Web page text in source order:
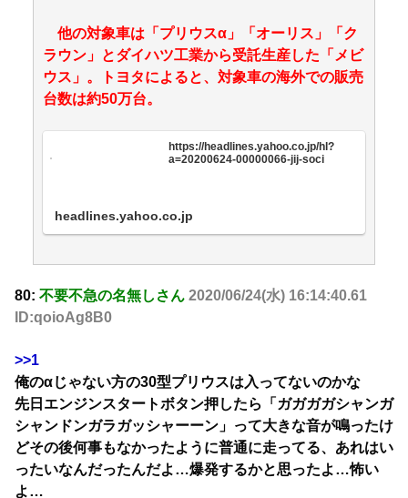
他の対象車は「プリウスα」「オーリス」「ク
ラウン」とダイハツ工業から受託生産した「メビ
ウス」。トヨタによると、対象車の海外での販売
台数は約50万台。
https://headlines.yahoo.co.jp/hl?
a=20200624-00000066-jij-soci
headlines.yahoo.co.jp
80: 不要不急の名無しさん 2020/06/24(水) 16:14:40.61
ID:qoioAg8B0
>>1
俺のαじゃない方の30型プリウスは入ってないのかな
先日エンジンスタートボタン押したら「ガガガガシャンガ
シャンドンガラガッシャーーン」って大きな音が鳴ったけ
どその後何事もなかったように普通に走ってる、あれはい
ったいなんだったんだよ…爆発するかと思ったよ…怖い
よ…